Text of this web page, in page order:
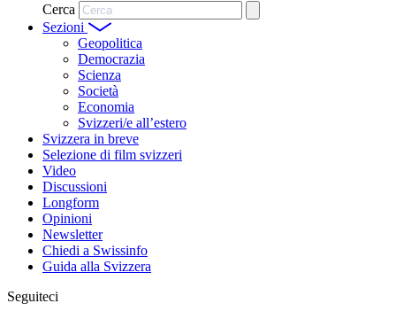
Cerca
Sezioni
Geopolitica
Democrazia
Scienza
Società
Economia
Svizzeri/e all’estero
Svizzera in breve
Selezione di film svizzeri
Video
Discussioni
Longform
Opinioni
Newsletter
Chiedi a Swissinfo
Guida alla Svizzera
Seguiteci